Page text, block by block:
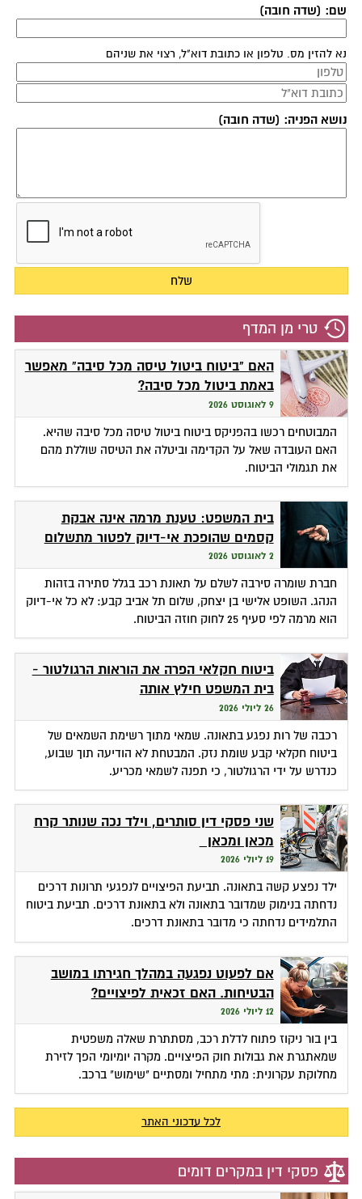
שם: (שדה חובה)
נא להזין מס. טלפון או כתובת דוא"ל, רצוי את שניהם
נושא הפניה: (שדה חובה)
טרי מן המדף
האם "ביטוח ביטול טיסה מכל סיבה" מאפשר
באמת ביטול מכל סיבה?
9 לאוגוסט 2026
המבוטחים רכשו בהפניקס ביטוח ביטול טיסה מכל סיבה שהיא.
האם העובדה שאל על הקדימה וביטלה את הטיסה שוללת מהם
את תגמולי הביטוח.
בית המשפט: טענת מרמה אינה אבקת
קסמים שהופכת אי-דיוק לפטור מתשלום
2 לאוגוסט 2026
חברת שומרה סירבה לשלם על תאונת רכב בגלל סתירה בזהות
הנהג. השופט אלישי בן יצחק, שלום תל אביב קבע: לא כל אי-דיוק
הוא מרמה לפי סעיף 25 לחוק חוזה הביטוח.
ביטוח חקלאי הפרה את הוראות הרגולטור -
בית המשפט חילץ אותה
26 ליולי 2026
רכבה של רות נפגע בתאונה. שמאי מתוך רשימת השמאים של
ביטוח חקלאי קבע שומת נזק. המבטחת לא הודיעה תוך שבוע,
כנדרש על ידי הרגולטור, כי תפנה לשמאי מכריע.
שני פסקי דין סותרים, וילד נכה שנותר קרח
מכאן ומכאן
19 ליולי 2026
ילד נפצע קשה בתאונה. תביעת הפיצויים לנפגעי תרונות דרכים
נדחתה בנימוק שמדובר בתאונה ולא בתאונת דרכים. תביעת ביטוח
התלמידים נדחתה כי מדובר בתאונת דרכים.
אם לפעוט נפגעה במהלך חגירתו במושב
הבטיחות. האם זכאית לפיצויים?
12 ליולי 2026
בין בור ניקוז פתוח לדלת רכב, מסתתרת שאלה משפטית
שמאתגרת את גבולות חוק הפיצויים. מקרה יומיומי הפך לזירת
מחלוקת עקרונית: מתי מתחיל ומסתיים "שימוש" ברכב.
לכל עדכוני האתר
פסקי דין במקרים דומים